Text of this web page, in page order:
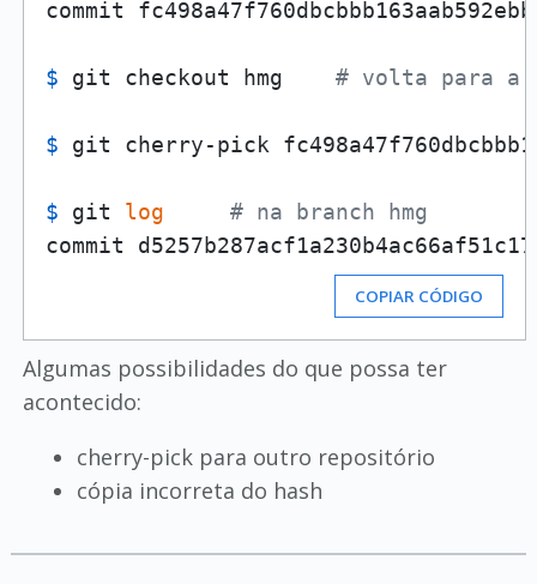
$ git checkout hmg # volta para a
$ git cherry-pick
$ git log # na branch hmg
COPIAR CÓDIGO
Algumas possibilidades do que possa ter
acontecido:
cherry-pick para outro repositório
cópia incorreta do hash